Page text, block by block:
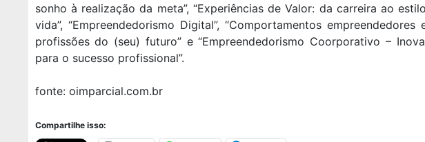
sonho à realização da meta”, “Experiências de Valor: da carreira ao
vida”, “Empreendedorismo Digital”, “Comportamentos empreendedores
profissões do (seu) futuro” e “Empreendedorismo Coorporativo –
para o sucesso profissional”.
fonte: oimparcial.com.br
Compartilhe isso: